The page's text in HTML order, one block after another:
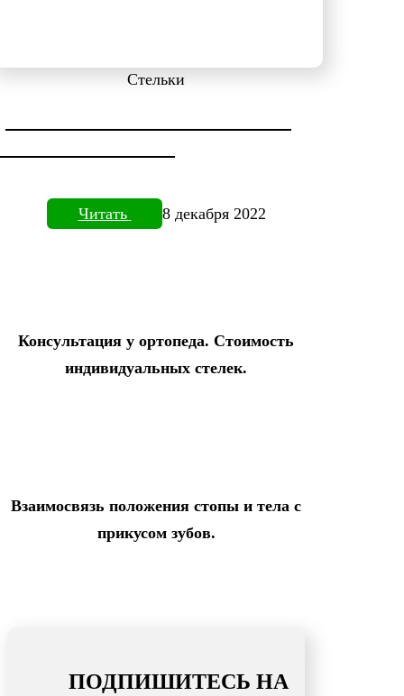
Стельки
Читать 8 декабря 2022
Консультация у ортопеда. Стоимость
индивидуальных стелек.
Взаимосвязь положения стопы и тела с
прикусом зубов.
ПОДПИШИТЕСЬ НА